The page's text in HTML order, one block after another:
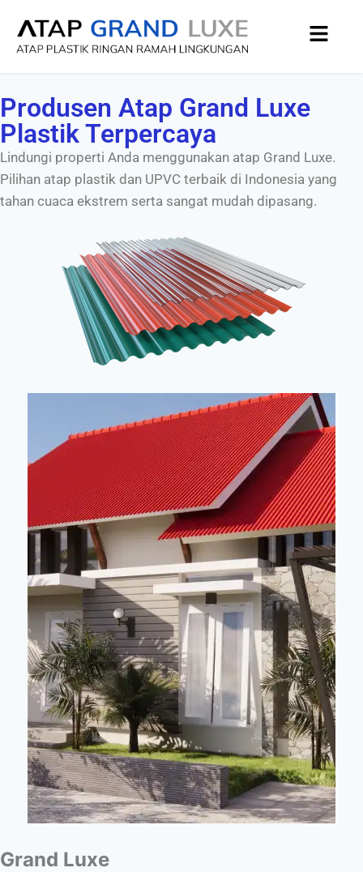
Produsen Atap Grand Luxe
Plastik Terpercaya
Lindungi properti Anda menggunakan atap Grand Luxe.
Pilihan atap plastik dan UPVC terbaik di Indonesia yang
tahan cuaca ekstrem serta sangat mudah dipasang.
Grand Luxe